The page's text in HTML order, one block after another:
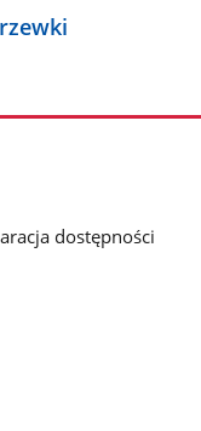
dostępności